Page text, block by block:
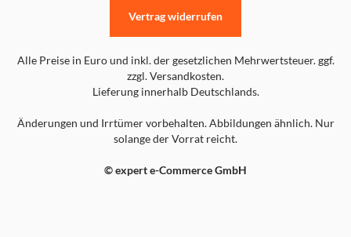
Alle Preise in Euro und inkl. der gesetzlichen Mehrwertsteuer. ggf.
zzgl. Versandkosten.
Lieferung innerhalb Deutschlands.
Änderungen und Irrtümer vorbehalten. Abbildungen ähnlich. Nur
solange der Vorrat reicht.
© expert e-Commerce GmbH
Vertrag widerrufen